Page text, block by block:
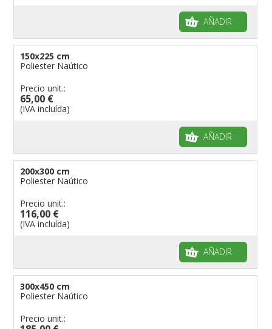
AÑADIR
150x225 cm
Poliester Naútico
Precio unit.:
65,00 €
(IVA incluída)
AÑADIR
200x300 cm
Poliester Naútico
Precio unit.:
116,00 €
(IVA incluída)
AÑADIR
300x450 cm
Poliester Naútico
Precio unit.: